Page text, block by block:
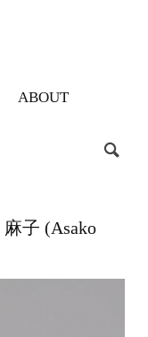
ABOUT
子 (Asako